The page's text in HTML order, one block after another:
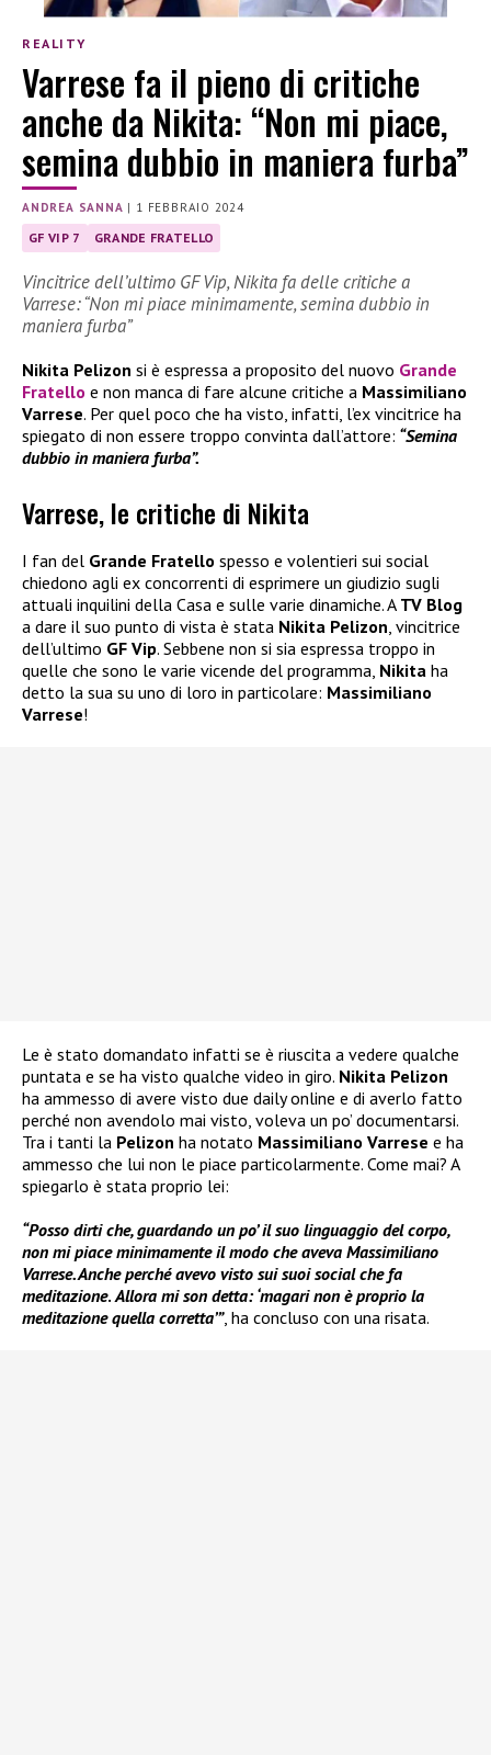
REALITY
Varrese fa il pieno di critiche
anche da Nikita: “Non mi piace,
semina dubbio in maniera furba”
ANDREA SANNA | 1 FEBBRAIO 2024
GF VIP 7 GRANDE FRATELLO
Vincitrice dell’ultimo GF Vip, Nikita fa delle critiche a
Varrese: “Non mi piace minimamente, semina dubbio in
maniera furba”
Nikita Pelizon si è espressa a proposito del nuovo Grande
Fratello e non manca di fare alcune critiche a Massimiliano
Varrese. Per quel poco che ha visto, infatti, l’ex vincitrice ha
spiegato di non essere troppo convinta dall’attore: “Semina
dubbio in maniera furba”.
Varrese, le critiche di Nikita
I fan del Grande Fratello spesso e volentieri sui social
chiedono agli ex concorrenti di esprimere un giudizio sugli
attuali inquilini della Casa e sulle varie dinamiche. A TV Blog
a dare il suo punto di vista è stata Nikita Pelizon , vincitrice
dell’ultimo GF Vip. Sebbene non si sia espressa troppo in
quelle che sono le varie vicende del programma, Nikita ha
detto la sua su uno di loro in particolare: Massimiliano
Varrese!
Le è stato domandato infatti se è riuscita a vedere qualche
puntata e se ha visto qualche video in giro. Nikita Pelizon
ha ammesso di avere visto due daily online e di averlo fatto
perché non avendolo mai visto, voleva un po’ documentarsi.
Tra i tanti la Pelizon ha notato Massimiliano Varrese e ha
ammesso che lui non le piace particolarmente. Come mai? A
spiegarlo è stata proprio lei:
“Posso dirti che, guardando un po’ il suo linguaggio del corpo,
non mi piace minimamente il modo che aveva Massimiliano
Varrese. Anche perché avevo visto sui suoi social che fa
meditazione. Allora mi son detta: ‘magari non è proprio la
meditazione quella corretta’”, ha concluso con una risata.